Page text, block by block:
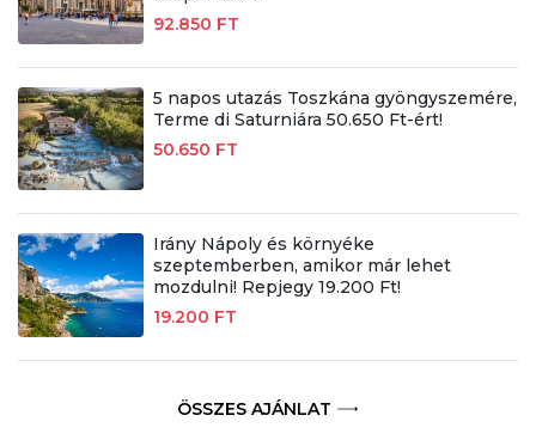
92.850 FT
5 napos utazás Toszkána gyöngyszemére,
Terme di Saturniára 50.650 Ft-ért!
50.650 FT
Irány Nápoly és környéke
szeptemberben, amikor már lehet
mozdulni! Repjegy 19.200 Ft!
19.200 FT
ÖSSZES AJÁNLAT